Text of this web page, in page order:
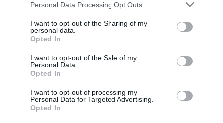
Personal Data Processing Opt Outs
I want to opt-out of the Sharing of my
personal data.
Opted In
I want to opt-out of the Sale of my
Personal Data.
Opted In
I want to opt-out of processing my
Personal Data for Targeted Advertising.
Opted In
Μουσική
Η Anna von Hausswolff στο Release
Athens 2026 για μια λειτουργία σκοταδιού
και ομορφιάς
21.05.26